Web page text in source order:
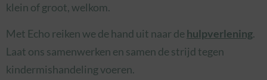
klein of groot, welkom.
Met Echo reiken we de hand uit naar dehulpverlening.
Laat ons samenwerken en samen de strijd tegen
kindermishandeling voeren.